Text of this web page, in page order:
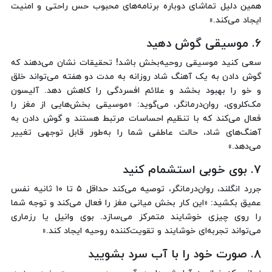
همین دلیل تماشای دوباره برنامه‌های محبوب حس راحتی و امنیت
ایجاد می‌کند.»
۶. موسیقی گوش دهید
سعی کنید موسیقی روحیه‌بخش باشد! تحقیقات نشان می‌دهند که
گوش دادن به یک آهنگ شاد روزانه به مدت دو هفته می‌تواند خلق
و خو را بهبود بخشد و علائم افسردگی را کاهش دهد. آلیسون
مک‌کلروی، روان‌درمانگر، می‌گوید: «موسیقی بخش‌هایی از مغز را
فعال می‌کند که با تنظیم احساسات مرتبط هستند و گوش دادن به
آهنگ‌های شاد، حالت عاطفی شما را به‌طور قابل توجهی تغییر
می‌دهد.»
۷. بوی خوبی استشمام کنید
جررد انگلند، روان‌درمانگر، توصیه می‌کند حداقل ۵ تا ۱۰ ثانیه نفس
عمیق بکشید: «این کار بخش میانی مغز را فعال می‌کند و توجه شما
را روی چیزی خوشایند متمرکز می‌سازد. بوی وانیل یا رزماری
می‌تواند تجربه‌ای خوشایند و تقویت‌کننده روحیه ایجاد کند.»
۸. صورت خود را با آب سرد بشویید